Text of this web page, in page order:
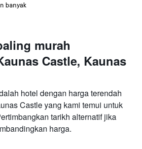
banyak
murah
Castle, Kaunas
hotel dengan harga terendah
Castle yang kami temui untuk
tarikh alternatif jika
harga.